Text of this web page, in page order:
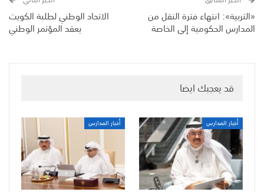
«التربية»: انتهاء فترة النقل من
المدارس الحكومية إلى الخاصة
الاتحاد الوطني لطلبة الكويت
يعقد المؤتمر الوطني
قد يعجبك ايضا
أخبار المدارس أخبار المدارس